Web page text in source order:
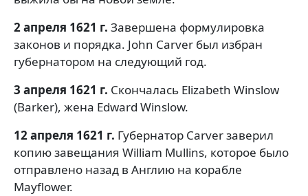
2 апреля 1621 г. Завершена формулировка
законов и порядка. John Carver был избран
губернатором на следующий год.
3 апреля 1621 г. Скончалась Elizabeth Winslow
(Barker), жена Edward Winslow.
12 апреля 1621 г. Губернатор Carver заверил
копию завещания William Mullins, которое было
отправлено назад в Англию на корабле
Mayflower.